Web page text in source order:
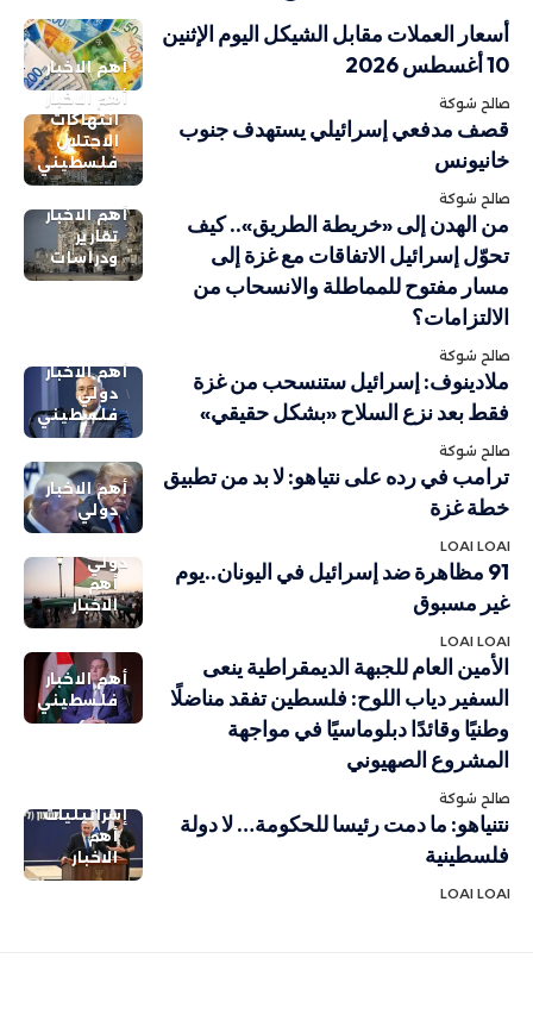
أهم الاخبار
أسعار العملات مقابل الشيكل اليوم الإثنين
10 أغسطس 2026
صالح شوكة
أهم الاخبار
انتهاكات
الاحتلال
فلسطيني
قصف مدفعي إسرائيلي يستهدف جنوب
خانيونس
صالح شوكة
أهم الاخبار
تقارير
ودراسات
من الهدن إلى «خريطة الطريق».. كيف
تحوّل إسرائيل الاتفاقات مع غزة إلى
مسار مفتوح للمماطلة والانسحاب من
الالتزامات؟
صالح شوكة
أهم الاخبار
دولي
فلسطيني
ملادينوف: إسرائيل ستنسحب من غزة
فقط بعد نزع السلاح «بشكل حقيقي»
صالح شوكة
أهم الاخبار
دولي
ترامب في رده على نتياهو: لا بد من تطبيق
خطة غزة
LOAI LOAI
دولي
أهم
الاخبار
91 مظاهرة ضد إسرائيل في اليونان..يوم
غير مسبوق
LOAI LOAI
أهم الاخبار
فلسطيني
الأمين العام للجبهة الديمقراطية ينعى
السفير دياب اللوح: فلسطين تفقد مناضلًا
وطنيًا وقائدًا دبلوماسيًا في مواجهة
المشروع الصهيوني
صالح شوكة
إسرائيليات
أهم
الاخبار
نتنياهو: ما دمت رئيسا للحكومة… لا دولة
فلسطينية
LOAI LOAI